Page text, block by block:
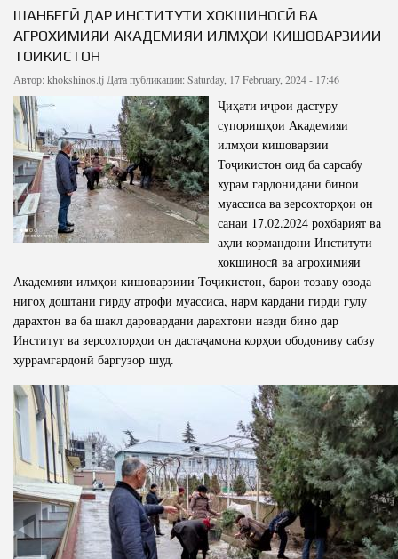
ШАНБЕГӢ ДАР ИНСТИТУТИ ХОКШИНОСӢ ВА
АГРОХИМИЯИ АКАДЕМИЯИ ИЛМҲОИ КИШОВАРЗИИИ
ТОҶИКИСТОН
Автор: khokshinos.tj Дата публикации: Saturday, 17 February, 2024 - 17:46
Ҷиҳати иҷрои дастуру
супоришҳои Академияи
илмҳои кишоварзии
Тоҷикистон оид ба сарсабу
хурам гардонидани бинои
муассиса ва зерсохторҳои он
санаи 17.02.2024 роҳбарият ва
аҳли кормандони Институти
хокшиносӣ ва агрохимияи
Академияи илмҳои кишоварзиии Тоҷикистон, барои тозаву озода
нигоҳ доштани гирду атрофи муассиса, нарм кардани гирди гулу
дарахтон ва ба шакл даровардани дарахтони назди бино дар
Институт ва зерсохторҳои он дастаҷамона корҳои ободониву сабзу
хуррамгардонӣ баргузор шуд.